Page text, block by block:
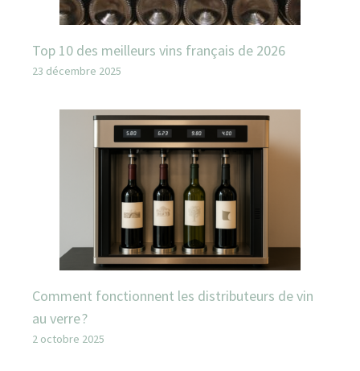
Top 10 des meilleurs vins français de 2026
23 décembre 2025
Comment fonctionnent les distributeurs de vin
au verre ?
2 octobre 2025